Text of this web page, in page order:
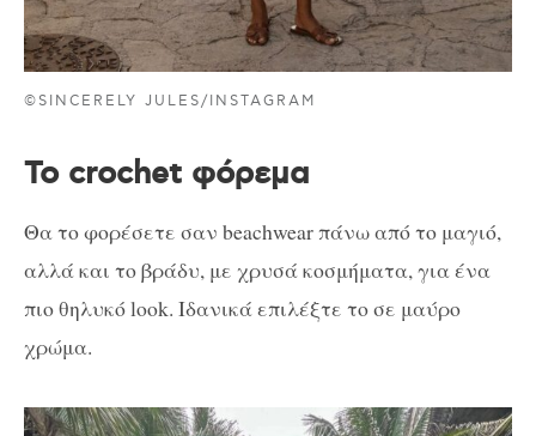
©SINCERELY JULES/INSTAGRAM
To crochet φόρεμα
Θα το φορέσετε σαν beachwear πάνω από το μαγιό,
αλλά και το βράδυ, με χρυσά κοσμήματα, για ένα
πιο θηλυκό look. Ιδανικά επιλέξτε το σε μαύρο
χρώμα.